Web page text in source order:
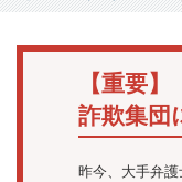
【重要
詐欺集団
昨今、大手弁